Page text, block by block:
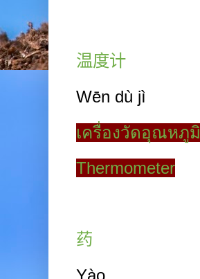
温度计
Wēn dù jì
เครื่องวัดอุณหภูมิ
Thermometer
药
Yào